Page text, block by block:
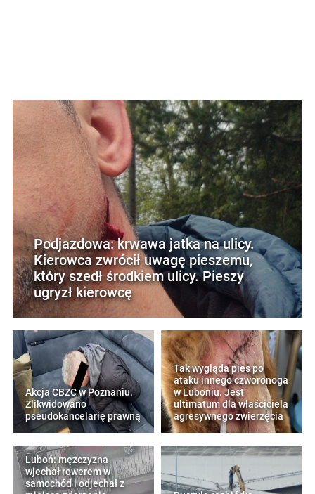
Podjazdowa: krwawa jatka na ulicy.
Kierowca zwrócił uwagę pieszemu,
który szedł środkiem ulicy. Pieszy
ugryzł kierowcę
Akcja CBZC w Poznaniu.
Zlikwidowano
pseudokancelarię prawną
Tak wygląda pies po
ataku innego czworonoga
w Luboniu. Jest
ultimatum dla właściciela
agresywnego zwierzęcia
Luboń: mężczyzna
wjechał rowerem w
samochód i odjechał z